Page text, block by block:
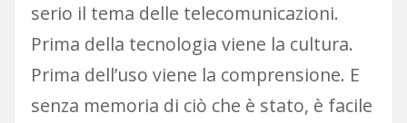
serio il tema delle telecomunicazioni.
Prima della tecnologia viene la cultura.
Prima dell’uso viene la comprensione. E
senza memoria di ciò che è stato, è facile